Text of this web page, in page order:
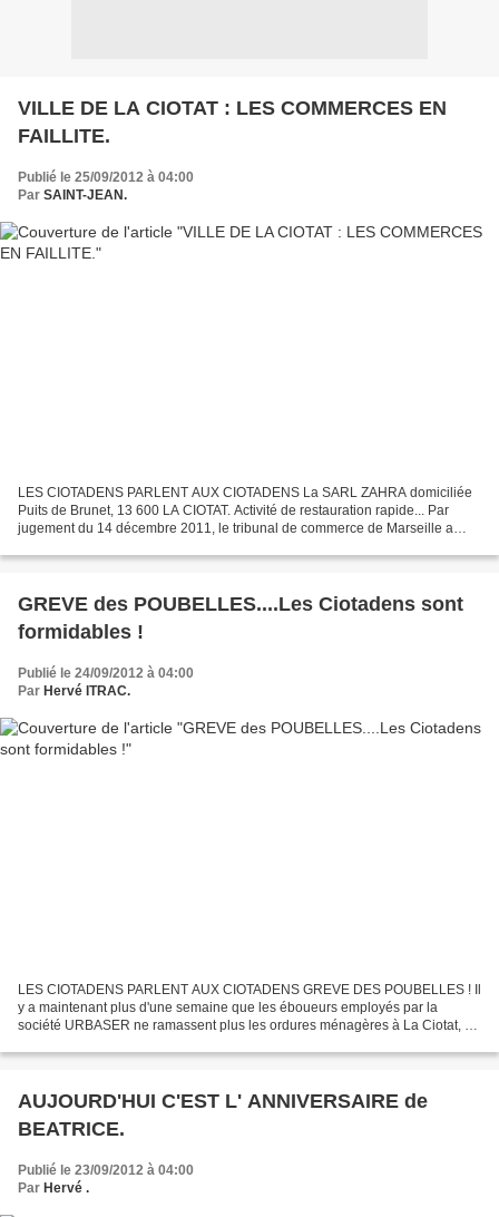
VILLE DE LA CIOTAT : LES COMMERCES EN
FAILLITE.
Publié le 25/09/2012 à 04:00
Par SAINT-JEAN.
LES CIOTADENS PARLENT AUX CIOTADENS La SARL ZAHRA domiciliée
Puits de Brunet, 13 600 LA CIOTAT. Activité de restauration rapide... Par
jugement du 14 décembre 2011, le tribunal de commerce de Marseille a
GREVE des POUBELLES....Les Ciotadens sont
formidables !
Publié le 24/09/2012 à 04:00
Par Hervé ITRAC.
LES CIOTADENS PARLENT AUX CIOTADENS GREVE DES POUBELLES ! Il
y a maintenant plus d'une semaine que les éboueurs employés par la
société URBASER ne ramassent plus les ordures ménagères à La Ciotat, à
AUJOURD'HUI C'EST L' ANNIVERSAIRE de
BEATRICE.
Publié le 23/09/2012 à 04:00
Par Hervé .